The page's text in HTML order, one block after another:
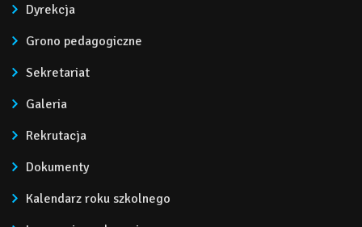
Dyrekcja
Grono pedagogiczne
Sekretariat
Galeria
Rekrutacja
Dokumenty
Kalendarz roku szkolnego